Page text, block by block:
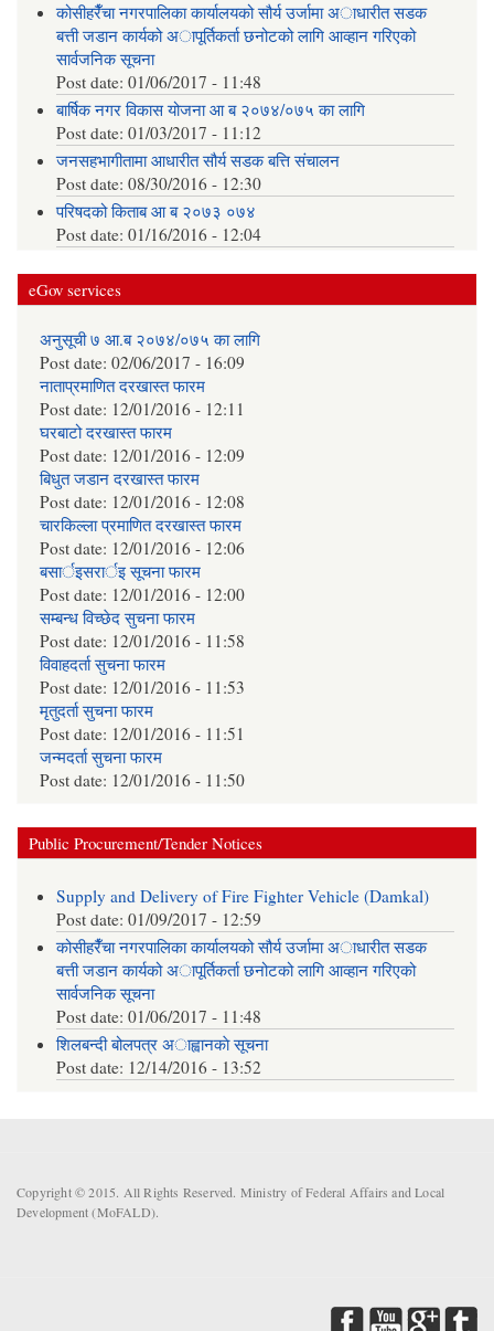
कोसीहरैँचा नगरपालिका कार्यालयको सौर्य उर्जामा अाधारीत सडक
बत्ती जडान कार्यको अापूर्तिकर्ता छनोटको लागि आव्हान गरिएको
सार्वजनिक सूचना
Post date:01/06/2017 - 11:48
बार्षिक नगर विकास योजना आ‍ ब २०७४/०७५ का लागि
Post date:01/03/2017 - 11:12
जनसहभागीतामा आधारीत सौर्य सडक बत्ति संचालन
Post date:08/30/2016 - 12:30
परिषदको किताब आ ब २०७३ ०७४
Post date:01/16/2016 - 12:04
eGov services
अनुसूची ७ आ.ब २०७४/०७५ का लागि
Post date: 02/06/2017 - 16:09
नाताप्रमाणित दरखास्त फारम
Post date: 12/01/2016 - 12:11
घरबाटो दरखास्त फारम
Post date: 12/01/2016 - 12:09
बिधुत जडान दरखास्त फारम
Post date: 12/01/2016 - 12:08
चारकिल्ला प्रमाणित दरखास्त फारम
Post date: 12/01/2016 - 12:06
बसार्इसरार्इ सूचना फारम
Post date: 12/01/2016 - 12:00
सम्बन्ध विच्छेद सुचना फारम
Post date: 12/01/2016 - 11:58
विवाहदर्ता सुचना फारम
Post date: 12/01/2016 - 11:53
मृतुदर्ता सुचना फारम
Post date: 12/01/2016 - 11:51
जन्मदर्ता सुचना फारम
Post date: 12/01/2016 - 11:50
Public Procurement/Tender Notices
Supply and Delivery of Fire Fighter Vehicle (Damkal)
Post date:01/09/2017 - 12:59
कोसीहरैँचा नगरपालिका कार्यालयको सौर्य उर्जामा अाधारीत सडक
बत्ती जडान कार्यको अापूर्तिकर्ता छनोटको लागि आव्हान गरिएको
सार्वजनिक सूचना
Post date:01/06/2017 - 11:48
शिलबन्दी बोलपत्र अाह्वानकाे सूचना
Post date: 12/14/2016 - 13:52
Copyright © 2015. All Rights Reserved. Ministry of Federal Affairs and Local
Development (MoFALD).